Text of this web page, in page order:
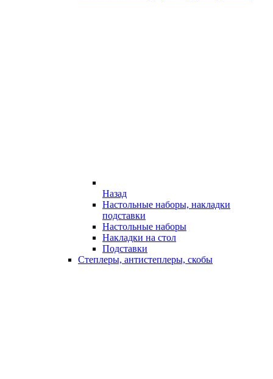
Назад
Настольные наборы, накладки
подставки
Настольные наборы
Накладки на стол
Подставки
Степлеры, антистеплеры, скобы